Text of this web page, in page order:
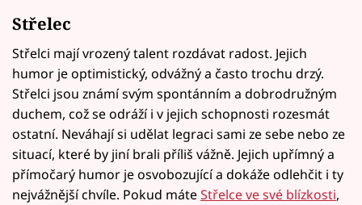
Střelec
Střelci mají vrozený talent rozdávat radost. Jejich
humor je optimistický, odvážný a často trochu drzý.
Střelci jsou známí svým spontánním a dobrodružným
duchem, což se odráží i v jejich schopnosti rozesmát
ostatní. Neváhají si udělat legraci sami ze sebe nebo ze
situací, které by jiní brali příliš vážně. Jejich upřímný a
přímočarý humor je osvobozující a dokáže odlehčit i ty
nejvážnější chvíle. Pokud máteStřelce ve své blízkosti,